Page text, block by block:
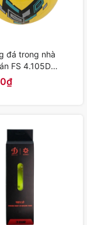
đá trong nhà
FS 4.105D
4 - Hàng Chính